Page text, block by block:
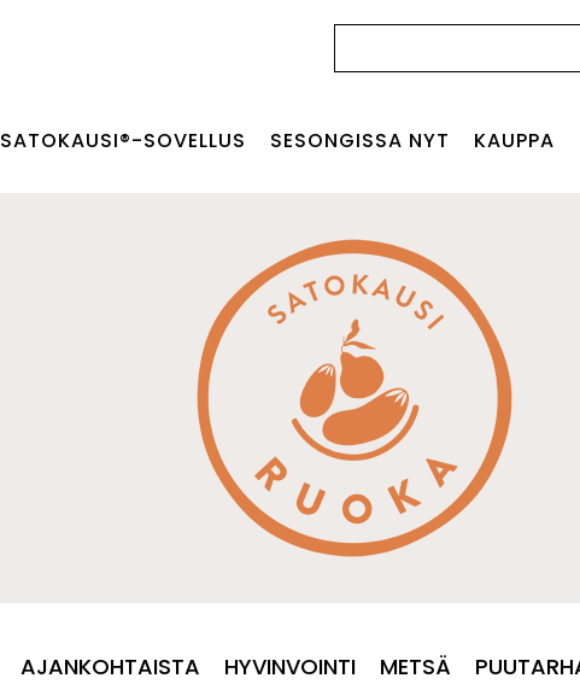
SATOKAUSI®-SOVELLUS SESONGISSA NYT KAUPPA
AJANKOHTAISTA HYVINVOINTI METSÄ